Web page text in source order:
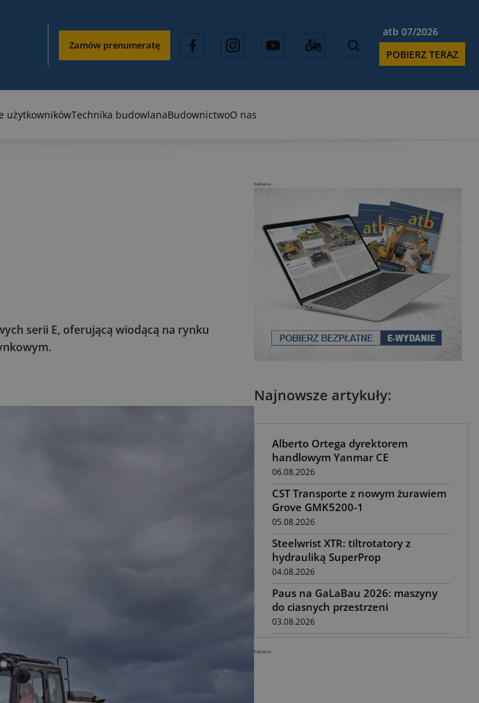
Zamów prenumeratę
atb 07/2026
POBIERZ TERAZ
użytkownikówTechnika budowlanaBudownictwoO nas
serii E, oferującą wiodącą na rynku
Reklama
Najnowsze artykuły:
Alberto Ortega dyrektorem
handlowym Yanmar CE
06.08.2026
CST Transporte z nowym żurawiem
Grove GMK5200-1
05.08.2026
Steelwrist XTR: tiltrotatory z
hydrauliką SuperProp
04.08.2026
Paus na GaLaBau 2026: maszyny
do ciasnych przestrzeni
03.08.2026
Reklama